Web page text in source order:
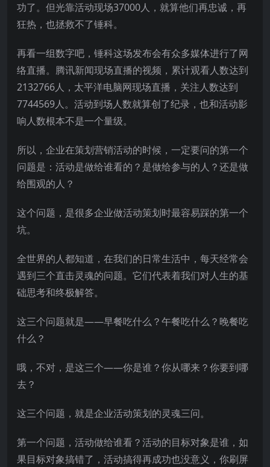
功了。但光靠活动现场37000人，就算他们再忠诚，再
狂热，也拯救不了锤科。
再看一组数字吧，锤科这场发布会有众多媒体进行了网
络直播。腾讯新闻现场直播的视频，累计观看人数达到
2132766人，太平洋电脑网现场直播，关注人数达到
7744569人。活动到场人数就算创了纪录，也和活动影
响人数根本不是一个量级。
所以，企业在策划营销活动的时候，一定要问的第一个
问题是：活动是做给谁看的？是做给参与的人？还是做
给围观的人？
这个问题，是很多企业做活动策划时最容易踩的第一个
坑。
全世界的人都知道，在我们的日常生活中，每天经常会
遇到三个直击灵魂的问题。它们代表着我们对人生的基
础思考和终极解答。
这三个问题就是——早餐吃什么？午餐吃什么？晚餐吃
什么？
哦，不对，是这三个——你是谁？你从哪来？你要到哪
去？
这三个问题，就是企业活动策划的灵魂三问。
第一个问题，活动做给谁看？活动的目标对象是谁，如
果目标对象搞错了，活动搞得再成功也没意义，你刷屏